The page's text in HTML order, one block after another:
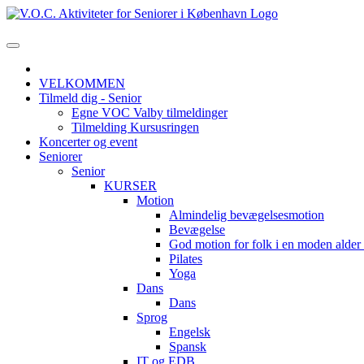
VELKOMMEN
Tilmeld dig - Senior
Egne VOC Valby tilmeldinger
Tilmelding Kursusringen
Koncerter og event
Seniorer
Senior
KURSER
Motion
Almindelig bevægelsesmotion
Bevægelse
God motion for folk i en moden
Pilates
Yoga
Dans
Dans
Sprog
Engelsk
Spansk
IT og EDB